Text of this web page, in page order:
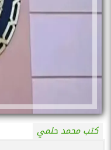
كتب محمد حلمي